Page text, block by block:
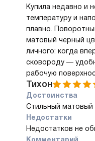
Купила недавно и
температуру и
плавно.
матовый черный
личного: когда
сковороду —
рабочую
Тихон
Достоинства
Стильный матовый
Недостатки
Недостатков не